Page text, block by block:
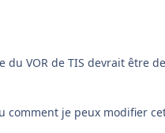
du VOR de TIS devrait être
comment je peux modifier